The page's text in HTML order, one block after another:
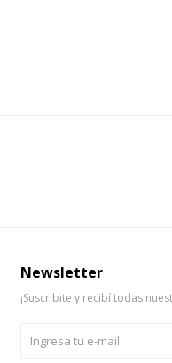
Newsletter
¡Suscribite y recibí todas